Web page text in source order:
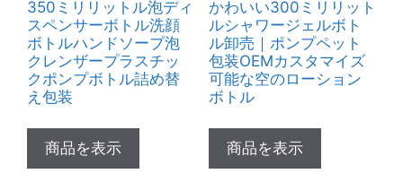
350ミリリットル泡ディ
スペンサーボトル洗顔
ボトルハンドソープ泡
クレンザープラスチッ
クポンプボトル詰め替
え包装
商品を表示
かわいい300ミリリット
ルシャワージェルボト
ル卸売｜ポンプペット
包装OEMカスタマイズ
可能な空のローション
ボトル
商品を表示